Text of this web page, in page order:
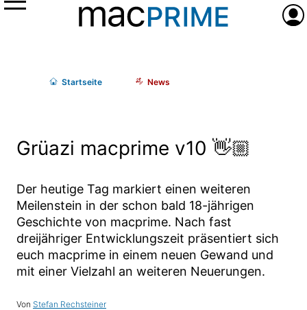
Menü
Startseite News
Grüazi macprime v10 👋🏼
Der heutige Tag markiert einen weiteren
Meilenstein in der schon bald 18-jährigen
Geschichte von macprime. Nach fast
dreijähriger Entwicklungszeit präsentiert sich
euch macprime in einem neuen Gewand und
mit einer Vielzahl an weiteren Neuerungen.
Stefan Rechsteiner